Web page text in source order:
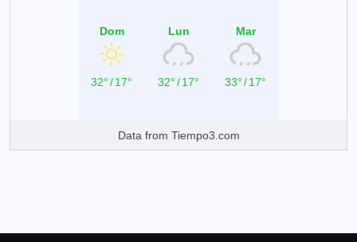
Dom
32°/17°
Lun
32°/17°
Mar
33°/17°
Data from Tiempo3.com